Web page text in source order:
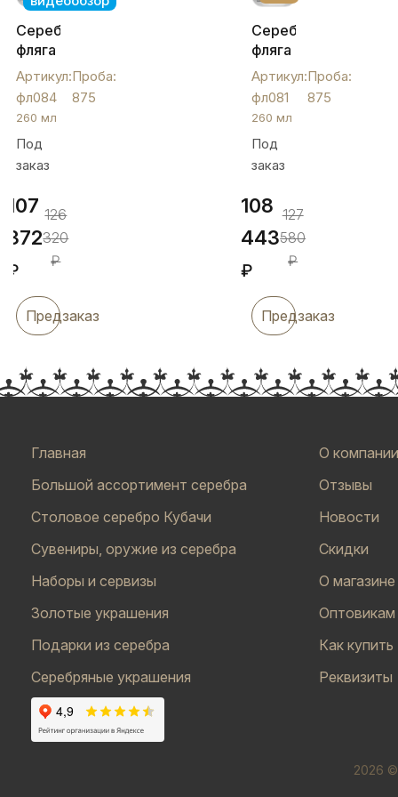
Серебряная
фляга
«Симфония»,
фл084
Артикул:
фл084
Проба:
875
260 мл
Под
заказ
107
372
₽
126
320
₽
Предзаказ
Серебряная
фляга
с
крышкой
по
центру,
260
мл,
Артикул:
фл081
Проба:
875
260 мл
Под
заказ
108
443
₽
127
580
₽
Предзаказ
Главная
Большой ассортимент серебра
Столовое серебро Кубачи
Сувениры, оружие из серебра
Наборы и сервизы
Золотые украшения
Подарки из серебра
Серебряные украшения
О компании
Отзывы
Новости
Скидки
О магазине
Оптовикам
Как купить
Реквизиты
2026